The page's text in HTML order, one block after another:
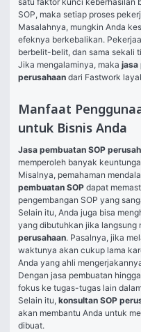
SOP, maka setiap proses
Masalahnya, mungkin Anda
efeknya berkebalikan.
berbelit-belit, dan sama sekali
Jika mengalaminya, maka jasa
perusahaan dari Fastwork
Manfaat
untuk Bisnis Anda
Jasa pembuatan SOP
memperoleh banyak
Misalnya, pemahaman
pembuatan SOP dapat
pengembangan SOP yang
Selain itu, Anda juga bisa
yang dibutuhkan jika langsung
perusahaan. Pasalnya, jika
waktunya akan cukup lama
Anda yang ahli
Dengan jasa pembuatan
fokus ke tugas-tugas lain
Selain itu, konsultan SOP
akan membantu Anda untuk
dibuat.